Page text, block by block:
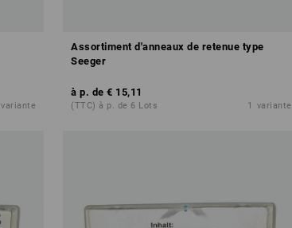
variante
Assortiment d'anneaux de retenue type
Seeger
à p. de € 15,11
(TTC) à p. de 6 Lots 1 variante